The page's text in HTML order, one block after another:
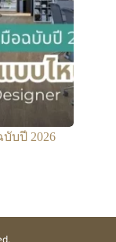
บปี 2026